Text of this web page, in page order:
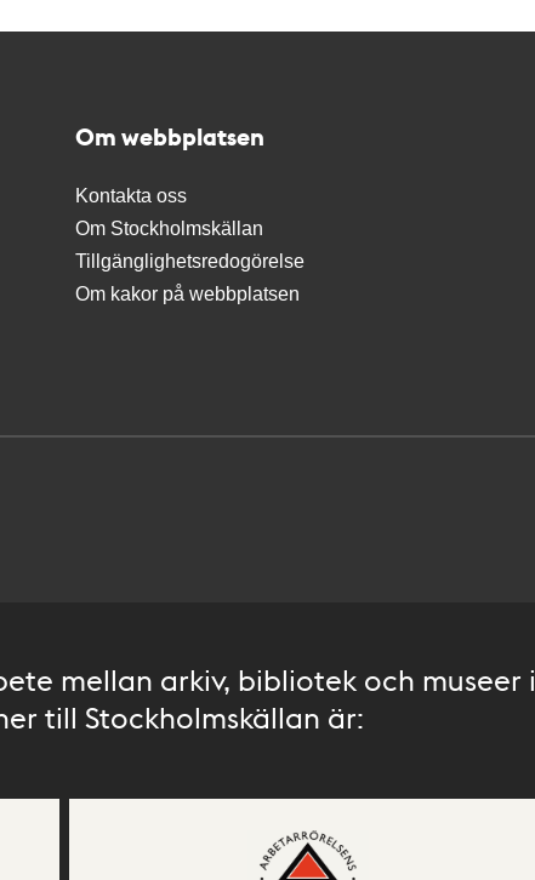
Om webbplatsen
Kontakta oss
Om Stockholmskällan
Tillgänglighetsredogörelse
Om kakor på webbplatsen
mellan arkiv, bibliotek och museer i
till Stockholmskällan är: